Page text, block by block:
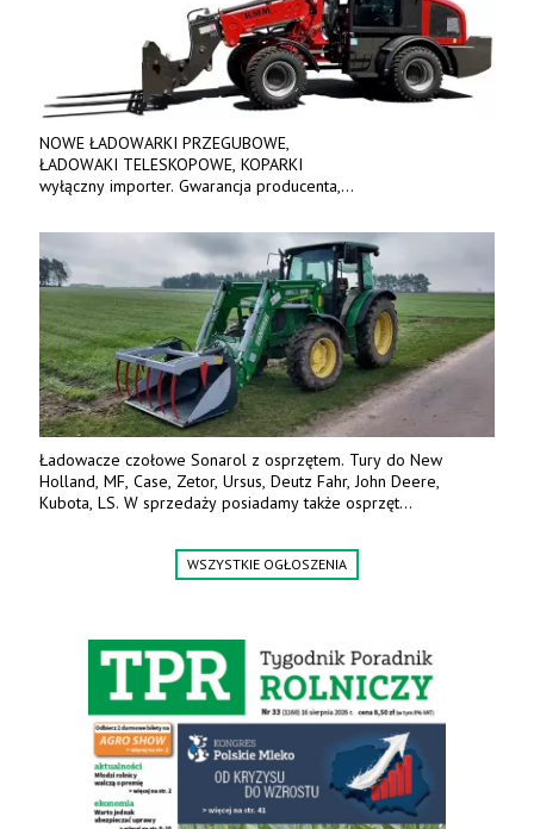
NOWE ŁADOWARKI PRZEGUBOWE,
ŁADOWAKI TELESKOPOWE, KOPARKI
wyłączny importer. Gwarancja producenta,
Ceny od 69 000 zł netto wraz z osprzętem.
Tel: 509-365-675. www.kmm.info.pl
Ładowacze czołowe Sonarol z osprzętem. Tury do New
Holland, MF, Case, Zetor, Ursus, Deutz Fahr, John Deere,
Kubota, LS. W sprzedaży posiadamy także osprzęt
WSZYSTKIE OGŁOSZENIA